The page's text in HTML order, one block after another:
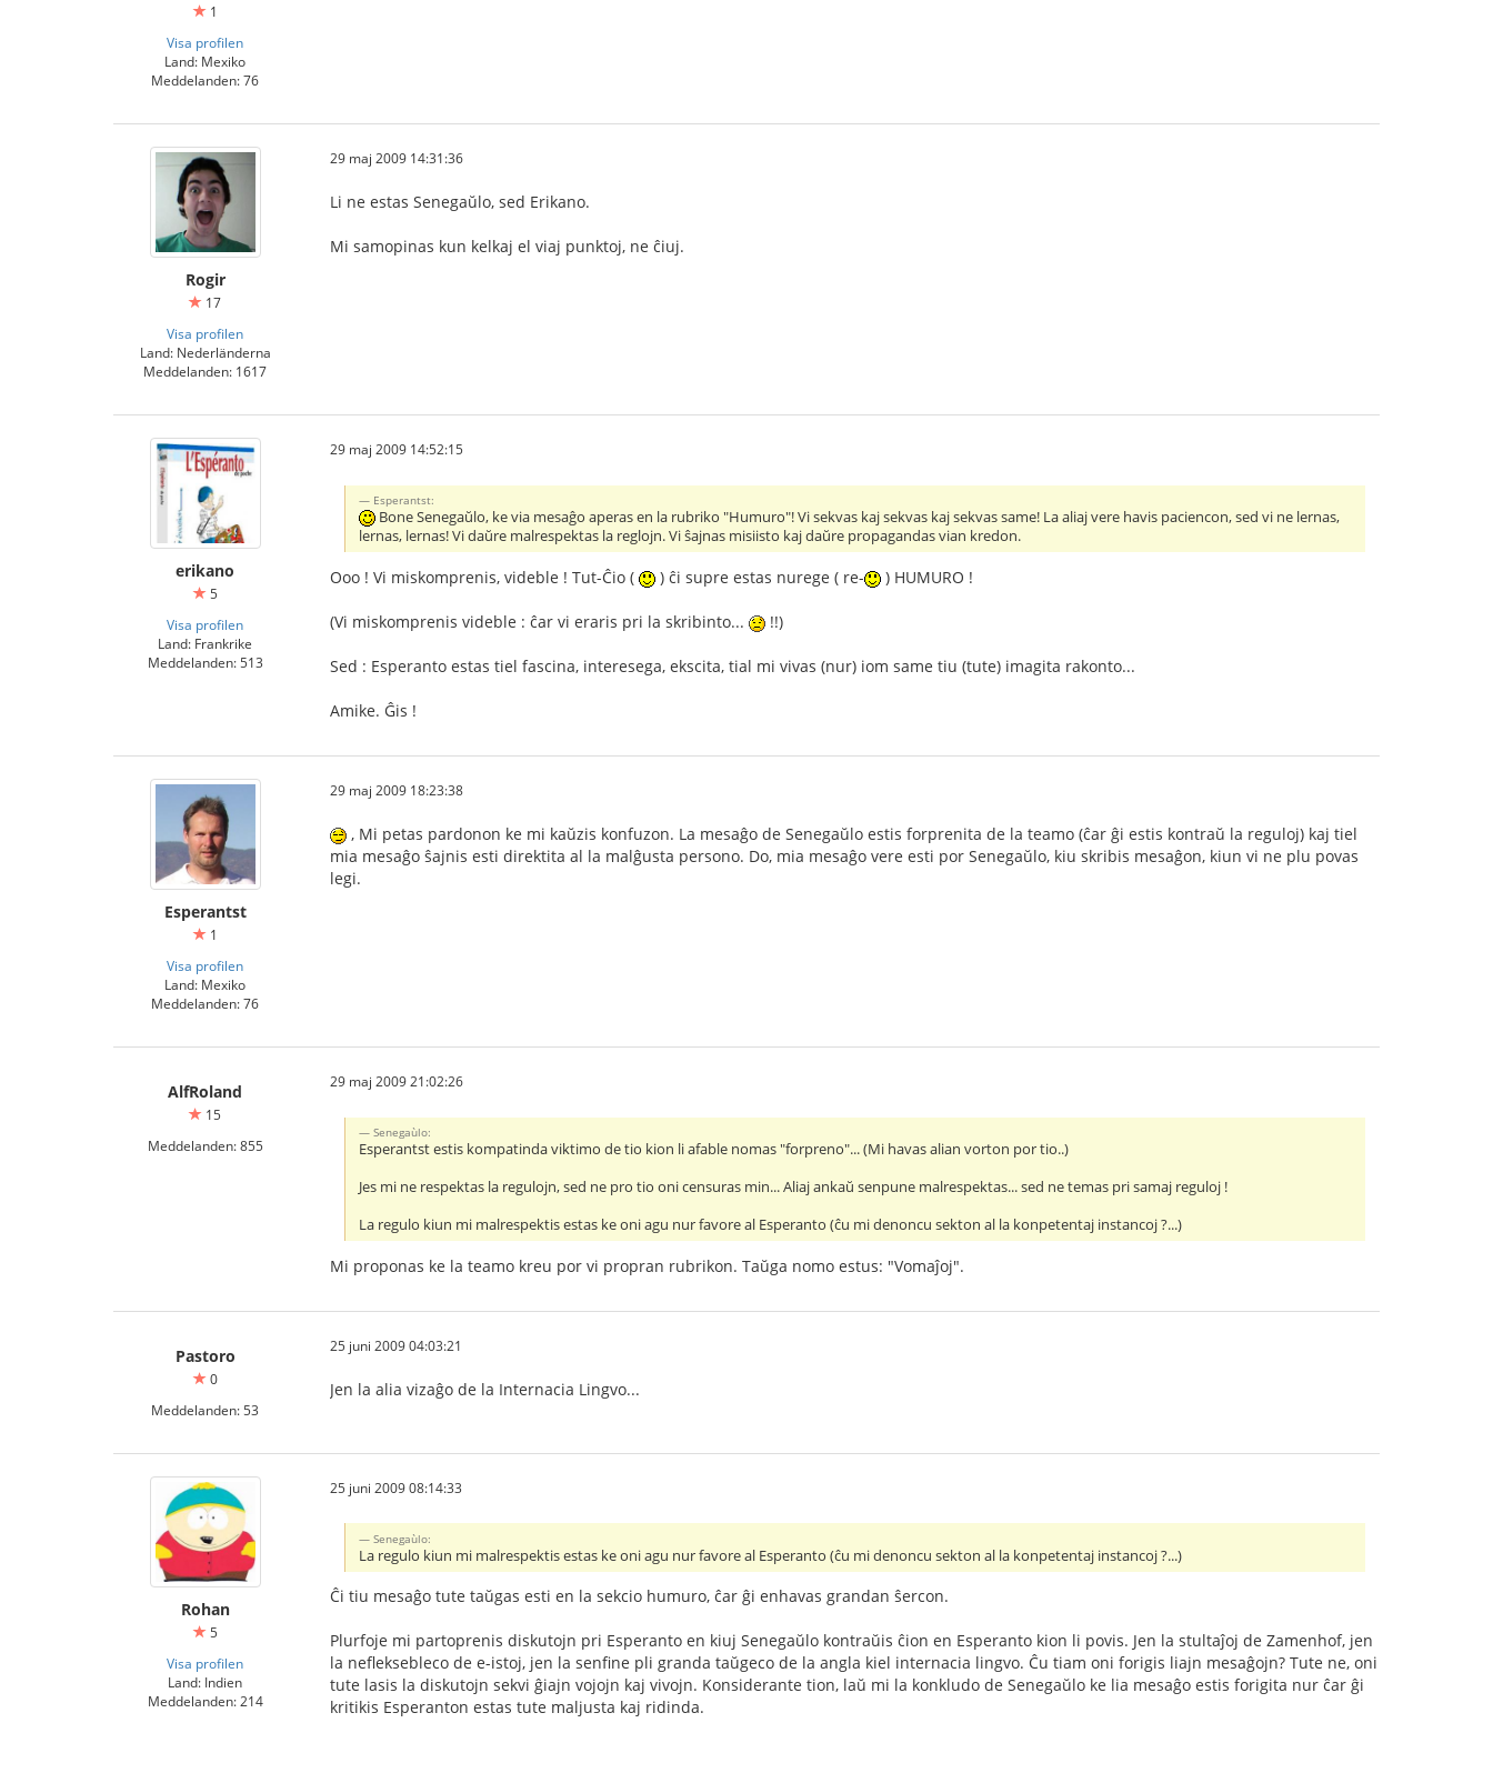
1
Visa profilen
Land: Mexiko
Meddelanden: 76
Rogir
17
Visa profilen
Land: Nederländerna
Meddelanden: 1617
29 maj 2009 14:31:36
Li ne estas Senegaŭlo, sed Erikano.
Mi samopinas kun kelkaj el viaj punktoj, ne ĉiuj.
erikano
5
Visa profilen
Land: Frankrike
Meddelanden: 513
29 maj 2009 14:52:15
Esperantst:
Bone Senegaŭlo, ke via mesaĝo aperas en la rubriko "Humuro"! Vi sekvas kaj sekvas kaj sekvas same! La aliaj vere havis paciencon, sed vi ne lernas,
lernas, lernas! Vi daŭre malrespektas la reglojn. Vi ŝajnas misiisto kaj daŭre propagandas vian kredon.
Ooo ! Vi miskomprenis, videble ! Tut-Ĉio ( ) ĉi supre estas nurege ( re- ) HUMURO !
(Vi miskomprenis videble : ĉar vi eraris pri la skribinto... !!)
Sed : Esperanto estas tiel fascina, interesega, ekscita, tial mi vivas (nur) iom same tiu (tute) imagita rakonto...
Amike. Ĝis !
Esperantst
1
Visa profilen
Land: Mexiko
Meddelanden: 76
29 maj 2009 18:23:38
, Mi petas pardonon ke mi kaŭzis konfuzon. La mesaĝo de Senegaŭlo estis forprenita de la teamo (ĉar ĝi estis kontraŭ la reguloj) kaj tiel
mia mesaĝo ŝajnis esti direktita al la malĝusta persono. Do, mia mesaĝo vere esti por Senegaŭlo, kiu skribis mesaĝon, kiun vi ne plu povas
legi.
AlfRoland
15
Meddelanden: 855
29 maj 2009 21:02:26
Senegaùlo:
Esperantst estis kompatinda viktimo de tio kion li afable nomas "forpreno"... (Mi havas alian vorton por tio..)
Jes mi ne respektas la regulojn, sed ne pro tio oni censuras min... Aliaj ankaŭ senpune malrespektas... sed ne temas pri samaj reguloj !
La regulo kiun mi malrespektis estas ke oni agu nur favore al Esperanto (ĉu mi denoncu sekton al la konpetentaj instancoj ?...)
Mi proponas ke la teamo kreu por vi propran rubrikon. Taŭga nomo estus: "Vomaĵoj".
Pastoro
0
Meddelanden: 53
25 juni 2009 04:03:21
Jen la alia vizaĝo de la Internacia Lingvo...
Rohan
5
Visa profilen
Land: Indien
Meddelanden: 214
25 juni 2009 08:14:33
Senegaùlo:
La regulo kiun mi malrespektis estas ke oni agu nur favore al Esperanto (ĉu mi denoncu sekton al la konpetentaj instancoj ?...)
Ĉi tiu mesaĝo tute taŭgas esti en la sekcio humuro, ĉar ĝi enhavas grandan ŝercon.
Plurfoje mi partoprenis diskutojn pri Esperanto en kiuj Senegaŭlo kontraŭis ĉion en Esperanto kion li povis. Jen la stultaĵoj de Zamenhof, jen
la nefleksebleco de e-istoj, jen la senfine pli granda taŭgeco de la angla kiel internacia lingvo. Ĉu tiam oni forigis liajn mesaĝojn? Tute ne, oni
tute lasis la diskutojn sekvi ĝiajn vojojn kaj vivojn. Konsiderante tion, laŭ mi la konkludo de Senegaŭlo ke lia mesaĝo estis forigita nur ĉar ĝi
kritikis Esperanton estas tute maljusta kaj ridinda.